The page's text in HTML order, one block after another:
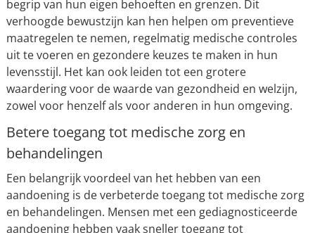
begrip van hun eigen behoeften en grenzen. Dit
verhoogde bewustzijn kan hen helpen om preventieve
maatregelen te nemen, regelmatig medische controles
uit te voeren en gezondere keuzes te maken in hun
levensstijl. Het kan ook leiden tot een grotere
waardering voor de waarde van gezondheid en welzijn,
zowel voor henzelf als voor anderen in hun omgeving.
Betere toegang tot medische zorg en
behandelingen
Een belangrijk voordeel van het hebben van een
aandoening is de verbeterde toegang tot medische zorg
en behandelingen. Mensen met een gediagnosticeerde
aandoening hebben vaak sneller toegang tot